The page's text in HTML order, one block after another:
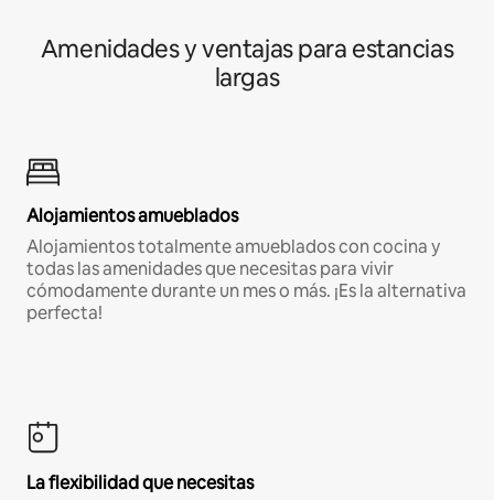
Amenidades y ventajas para estancias
largas
Alojamientos amueblados
Alojamientos totalmente amueblados con cocina y
todas las amenidades que necesitas para vivir
cómodamente durante un mes o más. ¡Es la alternativa
perfecta!
La flexibilidad que necesitas